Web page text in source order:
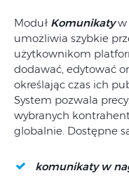
Moduł Komunikaty w
umożliwia szybkie
użytkownikom
dodawać, edytować
określając czas ich
System pozwala
wybranych
globalnie. Dostępne
komunikaty w